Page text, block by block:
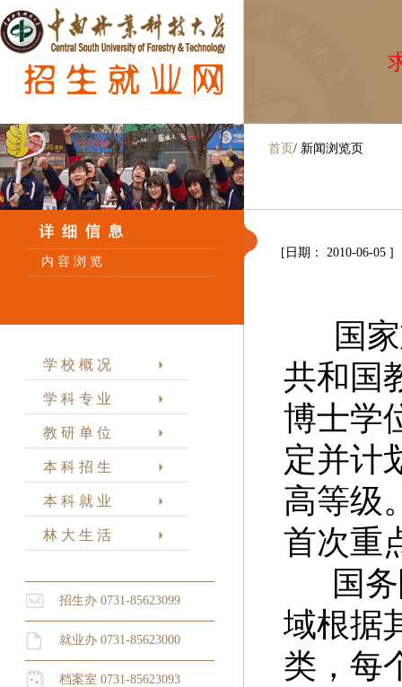
内 容 浏 览
学 校 概 况
学 科 专 业
教 研 单 位
本 科 招 生
本 科 就 业
林 大 生 活
招生办 0731-85623099
就业办 0731-85623000
档案室 0731-85623093
首页 / 新闻浏览页
[日期： 2010-06-05 ]
国
共和国
博士学
定并计
高等级
首次重
国
域根据
类，每